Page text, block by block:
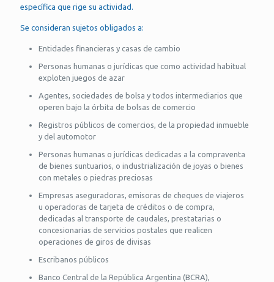
específica que rige su actividad.
Se consideran sujetos obligados a:
Entidades financieras y casas de cambio
Personas humanas o jurídicas que como actividad habitual
exploten juegos de azar
Agentes, sociedades de bolsa y todos intermediarios que
operen bajo la órbita de bolsas de comercio
Registros públicos de comercios, de la propiedad inmueble
y del automotor
Personas humanas o jurídicas dedicadas a la compraventa
de bienes suntuarios, o industrialización de joyas o bienes
con metales o piedras preciosas
Empresas aseguradoras, emisoras de cheques de viajeros
u operadoras de tarjeta de créditos o de compra,
dedicadas al transporte de caudales, prestatarias o
concesionarias de servicios postales que realicen
operaciones de giros de divisas
Escribanos públicos
Banco Central de la República Argentina (BCRA),